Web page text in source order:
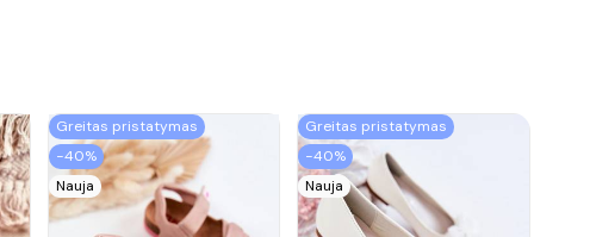
Greitas pristatymas
−40%
Nauja
Greitas pristatymas
−40%
Nauja